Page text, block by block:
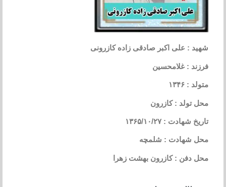
شهید : علی اکبر صادقی زاده کازرونی
فرزند : غلامحسین
متولد : ۱۳۴۶
محل تولد : کازرون
تاریخ شهادت : ۱۳۶۵/۱۰/۲۷
محل شهادت : شلمچه
محل دفن : کازرون بهشت زهرا